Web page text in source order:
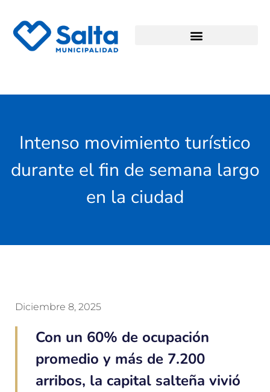
Intenso movimiento turístico
durante el fin de semana largo
en la ciudad
Diciembre 8, 2025
Con un 60% de ocupación
promedio y más de 7.200
arribos, la capital salteña vivió